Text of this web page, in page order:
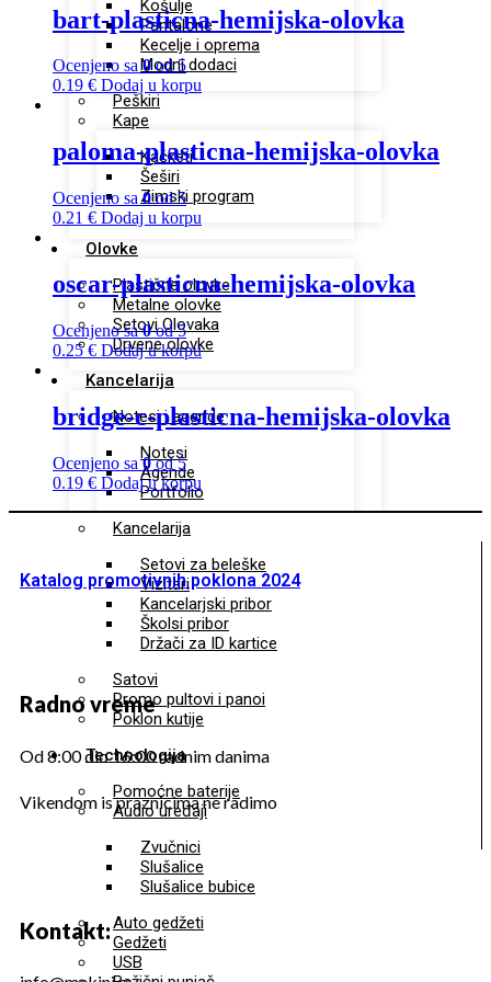
Košulje
Pantalone
Kecelje i oprema
Modni dodaci
Peškiri
Kape
Kačketi
Šeširi
Zimski program
Olovke
Plastične olovke
Metalne olovke
Setovi Olovaka
Drvene olovke
Kancelarija
Notesi i agende
Notesi
Agende
Portfolio
Kancelarija
Setovi za beleške
Vizitari
Kancelarjski pribor
Školsi pribor
Držači za ID kartice
Satovi
Promo pultovi i panoi
Poklon kutije
Technologija
Pomoćne baterije
Audio uređaji
Zvučnici
Slušalice
Slušalice bubice
Auto gedžeti
Gedžeti
USB
bart-plasticna-hemijska-olovka
Ocenjeno sa0od 5
0.19 € Dodaj u korpu
paloma-plasticna-hemijska-olovka
Ocenjeno sa0od 5
0.21 € Dodaj u korpu
oscar-plasticna-hemijska-olovka
Ocenjeno sa0od 5
0.25€ Dodaj u korpu
bridge-c-plasticna-hemijska-olovka
Ocenjeno sa0od 5
0.19 € Dodaj u korpu
Katalog promotivnih poklona 2024
Radno vreme
Od 8:00 dio 16:00 radnim danima
Vikendom is praznicima ne radimo
Kontakt: